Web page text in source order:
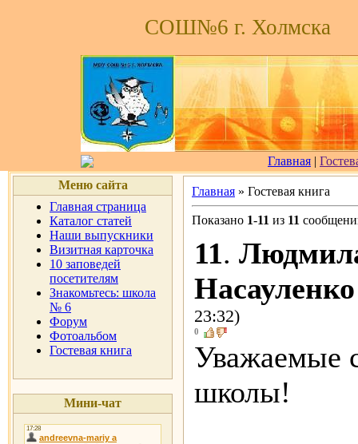
СОШ№6 г. Холмска
Главная |
Меню сайта
Главная страница
Каталог статей
Наши выпускники
Визитная карточка
10 заповедей
посетителям
Знакомьтесь: школа
№ 6
Форум
Фотоальбом
Гостевая книга
Мини-чат
Главная » Гостевая книга
Показано 1-11 из 11
11.
Насауленко
23:32)
0
Уважаемые
школы!